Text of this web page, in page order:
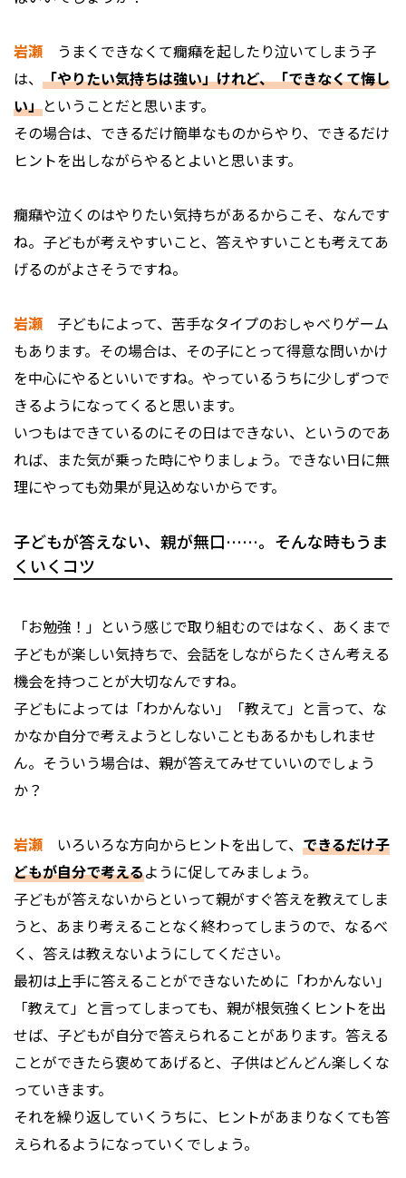
岩瀬
うまくできなくて癇癪を起したり泣いてしまう子
は、 「やりたい気持ちは強い」けれど、「できなくて悔し
い」ということだと思います。
その場合は、できるだけ簡単なものからやり、できるだけ
ヒントを出しながらやるとよいと思います。
――癇癪や泣くのはやりたい気持ちがあるからこそ、なんです
ね。子どもが考えやすいこと、答えやすいことも考えてあ
げるのがよさそうですね。
岩瀬 子どもによって、苦手なタイプのおしゃべりゲーム
もあります。その場合は、その子にとって得意な問いかけ
を中心にやるといいですね。やっているうちに少しずつで
きるようになってくると思います。
いつもはできているのにその日はできない、というのであ
れば、また気が乗った時にやりましょう。できない日に無
理にやっても効果が見込めないからです。
子どもが答えない、親が無口……。そんな時もうま
くいくコツ
――「お勉強！」という感じで取り組むのではなく、あくまで
子どもが楽しい気持ちで、会話をしながらたくさん考える
機会を持つことが大切なんですね。
子どもによっては「わかんない」「教えて」と言って、な
かなか自分で考えようとしないこともあるかもしれませ
ん。そういう場合は、親が答えてみせていいのでしょう
か？
岩瀬 いろいろな方向からヒントを出して、 できるだけ子
どもが自分で考えるように促してみましょう。
子どもが答えないからといって親がすぐ答えを教えてしま
うと、あまり考えることなく終わってしまうので、なるべ
く、答えは教えないようにしてください。
最初は上手に答えることができないために「わかんない」
「教えて」と言ってしまっても、親が根気強くヒントを出
せば、子どもが自分で答えられることがあります。答える
ことができたら褒めてあげると、子供はどんどん楽しくな
っていきます。
それを繰り返していくうちに、ヒントがあまりなくても答
えられるようになっていくでしょう。